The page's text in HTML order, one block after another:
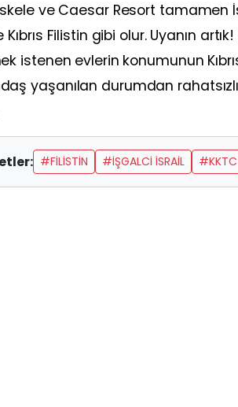
ve Caesar Resort tamamen
Filistin gibi olur. Uyanın artık!
istenen evlerin konumunun
yaşanılan durumdan
#FILISTIN #İŞGALCI İSRAIL #KKTC